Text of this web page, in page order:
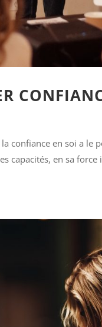
confiance en soi a le
capacités, en sa